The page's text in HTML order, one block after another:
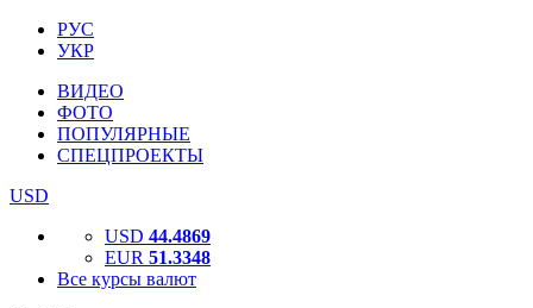
РУС
УКР
ВИДЕО
ФОТО
ПОПУЛЯРНЫЕ
СПЕЦПРОЕКТЫ
USD
USD 44.4869
EUR 51.3348
Все курсы валют